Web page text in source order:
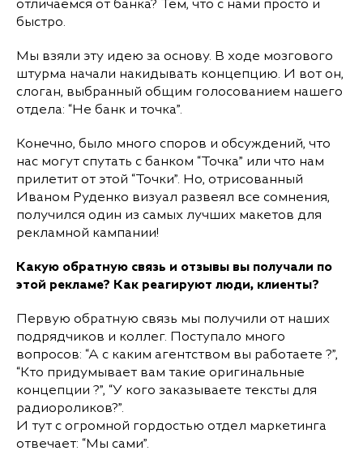
отличаемся от банка? Тем, что с нами просто и
быстро.
Мы взяли эту идею за основу. В ходе мозгового
штурма начали накидывать концепцию. И вот он,
слоган, выбранный общим голосованием нашего
отдела: “Не банк и точка”.
Конечно, было много споров и обсуждений, что
нас могут спутать с банком “Точка” или что нам
прилетит от этой “Точки”. Но, отрисованный
Иваном Руденко визуал развеял все сомнения,
получился один из самых лучших макетов для
рекламной кампании!
Какую обратную связь и отзывы вы получали по
этой рекламе? Как реагируют люди, клиенты?
Первую обратную связь мы получили от наших
подрядчиков и коллег. Поступало много
вопросов: “А с каким агентством вы работаете ?”,
“Кто придумывает вам такие оригинальные
концепции ?”, “У кого заказываете тексты для
радиороликов?”.
И тут с огромной гордостью отдел маркетинга
отвечает: “Мы сами”.